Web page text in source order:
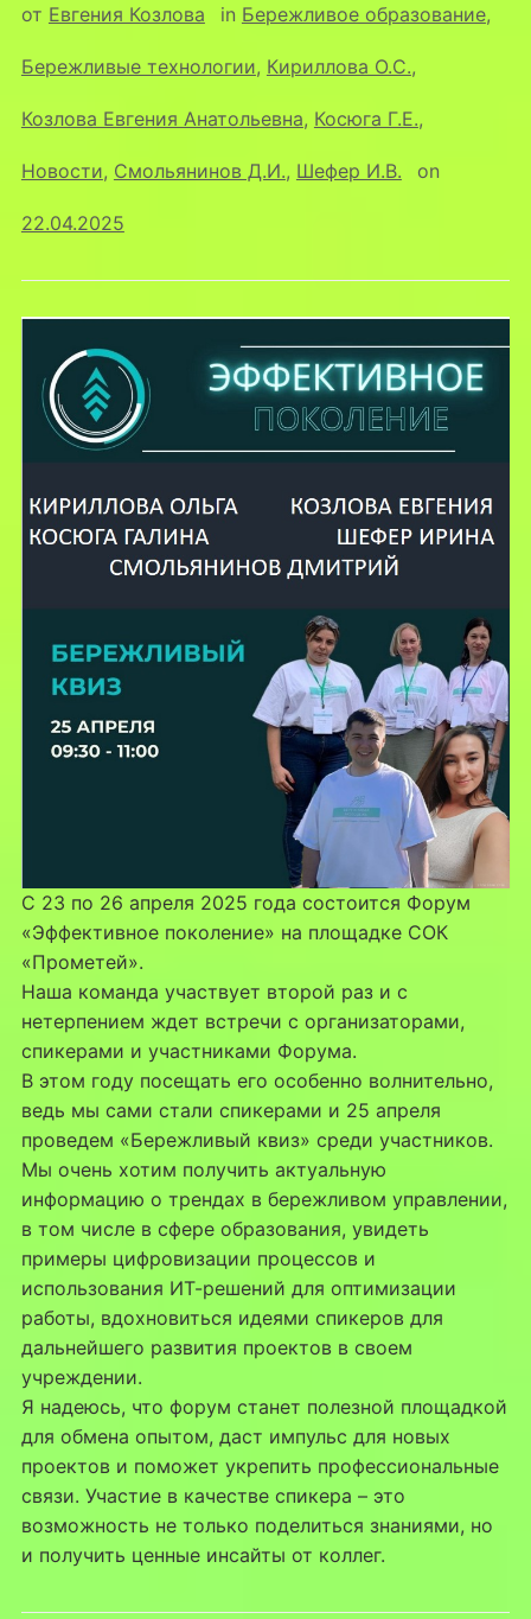
от Евгения Козлова in Бережливое образование,
Бережливые технологии, Кириллова О.С.,
Козлова Евгения Анатольевна, Косюга Г.Е.,
Новости, Смольянинов Д.И., Шефер И.В. on
22.04.2025
С 23 по 26 апреля 2025 года состоится Форум
«Эффективное поколение» на площадке СОК
«Прометей».
Наша команда участвует второй раз и с
нетерпением ждет встречи с организаторами,
спикерами и участниками Форума.
В этом году посещать его особенно волнительно,
ведь мы сами стали спикерами и 25 апреля
проведем «Бережливый квиз» среди участников.
Мы очень хотим получить актуальную
информацию о трендах в бережливом управлении,
в том числе в сфере образования, увидеть
примеры цифровизации процессов и
использования ИТ-решений для оптимизации
работы, вдохновиться идеями спикеров для
дальнейшего развития проектов в своем
учреждении.
Я надеюсь, что форум станет полезной площадкой
для обмена опытом, даст импульс для новых
проектов и поможет укрепить профессиональные
связи. Участие в качестве спикера – это
возможность не только поделиться знаниями, но
и получить ценные инсайты от коллег.